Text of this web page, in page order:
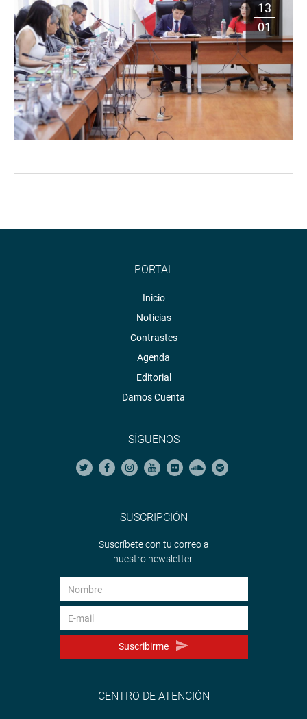
13
01
PORTAL
Inicio
Noticias
Contrastes
Agenda
Editorial
Damos Cuenta
SÍGUENOS
SUSCRIPCIÓN
Suscríbete con tu correo a
nuestro newsletter.
Suscribirme
CENTRO DE ATENCIÓN